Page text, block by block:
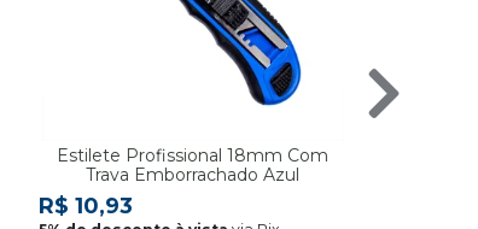
Estilete Profissional 18mm Com
Trava Emborrachado Azul
R$ 10,93